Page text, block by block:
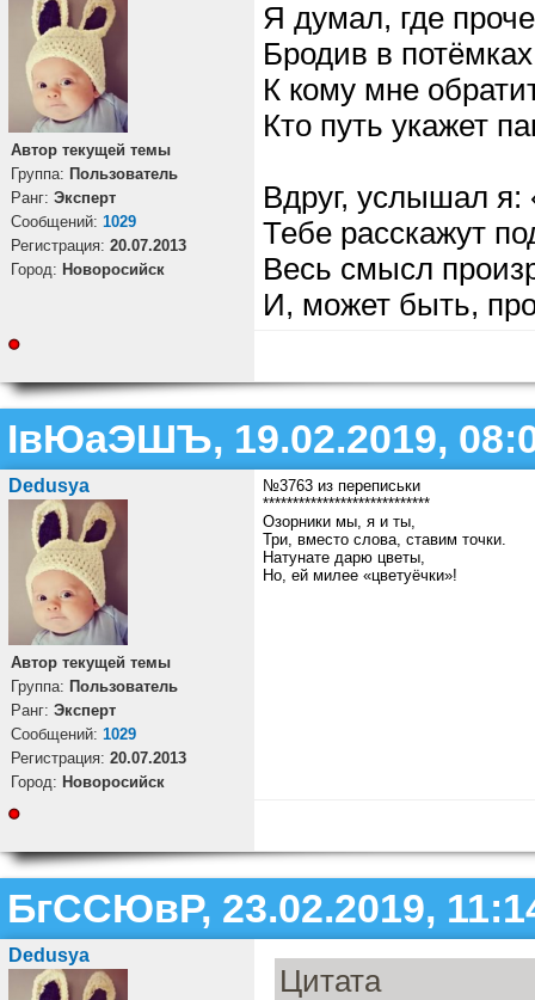
Автор текущей темы
Группа: Пользователь
Ранг: Эксперт
Cообщений: 1029
Регистрация: 20.07.2013
Город: Новоросийск
Я думал, где
Бродив в
К кому мне
Кто путь укажет
Вдруг, услышал
Тебе расскажут
Весь смысл
И, может быть,
ІвЮаЭШЪ, 19.02.2019,
Dedusya
Автор текущей темы
Группа: Пользователь
Ранг: Эксперт
Cообщений: 1029
Регистрация: 20.07.2013
Город: Новоросийск
№3763 из переписьки
****************************
Озорники мы, я и ты,
Три, вместо слова, ставим точки.
Натунате дарю цветы,
Но, ей милее «цветуёчки»!
БгССЮвР, 23.02.2019,
Dedusya
Цитата